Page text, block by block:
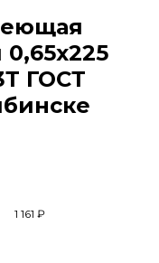
ГОСТ
1 161 ₽